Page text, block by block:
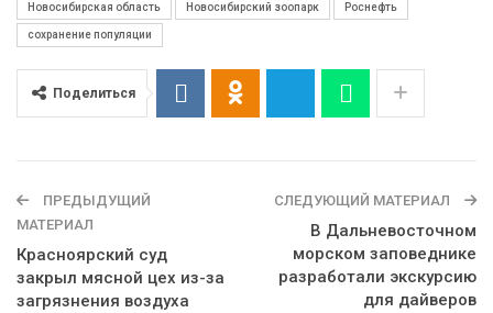
Новосибирская область Новосибирский зоопарк Роснефть
сохранение популяции
Поделиться
ПРЕДЫДУЩИЙ
МАТЕРИАЛ
Красноярский суд
закрыл мясной цех из-за
загрязнения воздуха
СЛЕДУЮЩИЙ МАТЕРИАЛ
В Дальневосточном
морском заповеднике
разработали экскурсию
для дайверов